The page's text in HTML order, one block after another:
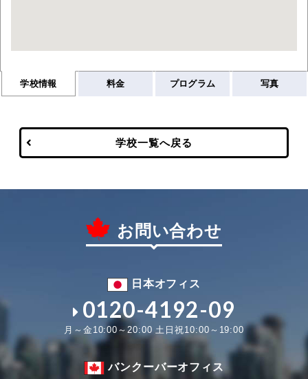
学校情報 料金 プログラム 写真
学校一覧へ戻る
お問い合わせ
日本オフィス
0120-4192-09
月～金10:00～20:00 土日祝10:00～19:00
バンクーバーオフィス